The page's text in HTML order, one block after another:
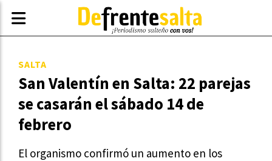
San Valentín en Salta: 22 parejas
se casarán el sábado 14 de
febrero
El organismo confirmó un aumento en los
SALTA